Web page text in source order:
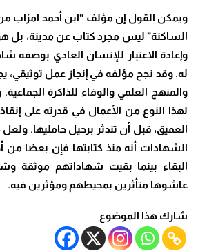
ويمكن القول إن مؤلف “ابن أحمد امزاب
الساكنة” ليس مجرد كتاب عن مدينة، بل
وإعادة الاعتبار للإنسان العادي بوصفه
له. وقد نجح مؤلفه في إنجاز عمل توثيقي،
والمنهج العلمي والوفاء للذاكرة
لهذا النوع من الأعمال في قدرته على
العميق، قبل أن تندثر برحيل حامليها.
الشهادات أنه منذ كتابتها فإن بعضا من
البقاء بينما بقيت شهاداتهم موثقة
عاشوها متأثرين بمحيطهم ومؤثرين فيه.
شارك هذا الموضوع